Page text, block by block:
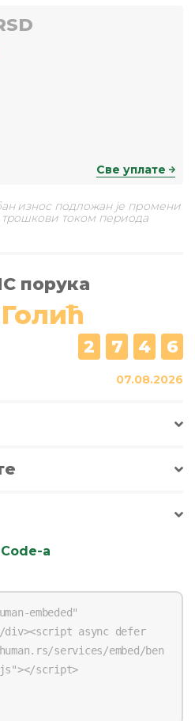
Све уплате
износ подложан је промени
трошкови током периода
порука
2 7 4 6
07.08.2026
a